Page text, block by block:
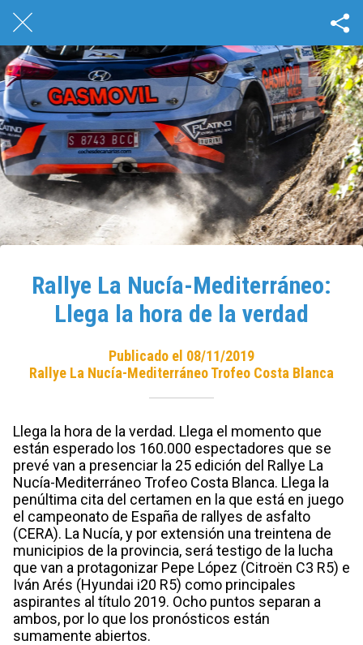
Rallye La Nucía-Mediterráneo:
Llega la hora de la verdad
Publicado el 08/11/2019
Rallye La Nucía-Mediterráneo Trofeo Costa Blanca
Llega la hora de la verdad. Llega el momento que
están esperado los 160.000 espectadores que se
prevé van a presenciar la 25 edición del Rallye La
Nucía-Mediterráneo Trofeo Costa Blanca. Llega la
penúltima cita del certamen en la que está en juego
el campeonato de España de rallyes de asfalto
(CERA). La Nucía, y por extensión una treintena de
municipios de la provincia, será testigo de la lucha
que van a protagonizar Pepe López (Citroën C3 R5) e
Iván Arés (Hyundai i20 R5) como principales
aspirantes al título 2019. Ocho puntos separan a
ambos, por lo que los pronósticos están
sumamente abiertos.